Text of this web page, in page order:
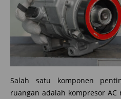
Salah satu komponen
ruangan adalah kompresor AC